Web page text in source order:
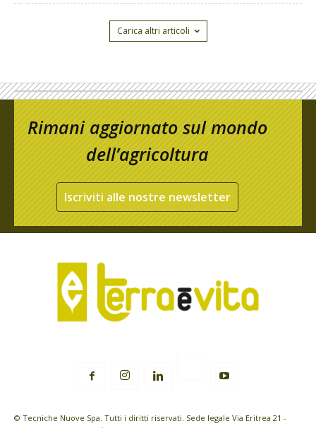
Carica altri articoli
Rimani aggiornato sul mondo
dell’agricoltura
Iscriviti alle nostre newsletter
© Tecniche Nuove Spa. Tutti i diritti riservati. Sede legale Via Eritrea 21 -